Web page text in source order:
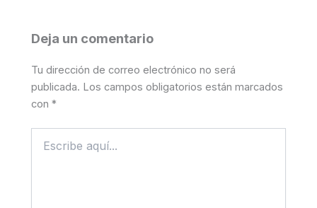
Deja un comentario
Tu dirección de correo electrónico no será
publicada. Los campos obligatorios están marcados
con*
aquí...